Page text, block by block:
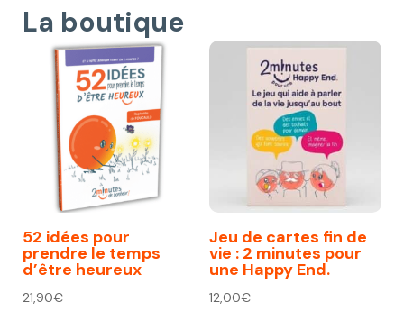
La boutique
52 idées pour
prendre le temps
d’être heureux
21,90€
Jeu de cartes fin de
vie : 2 minutes pour
une Happy End.
12,00€